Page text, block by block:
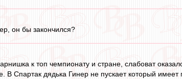
он бы закончился?
к топ чемпионату и стране, слабоват
Спартак дядька Гинер не пускает который